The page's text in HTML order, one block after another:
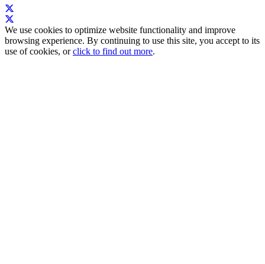
We use cookies to optimize website functionality and improve
browsing experience. By continuing to use this site, you accept to its
use of cookies, orclick to find out more.